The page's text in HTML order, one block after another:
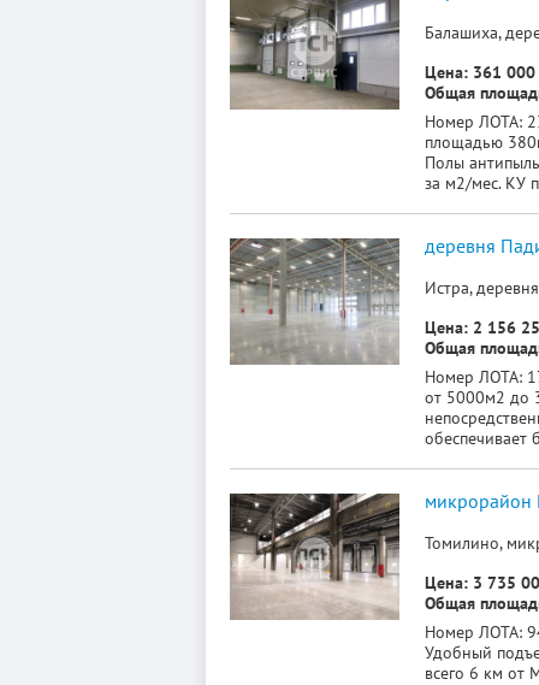
Балашиха,
Цена: 361 000
Общая
Номер ЛОТА:
площадью
Полы
за м2/мес. КУ
деревня
Истра,
Цена: 2 156
Общая
Номер ЛОТА:
от 5000м2 до
обеспечивает
микрорайон
Томилино,
Цена: 3 735
Общая
Номер ЛОТА:
Удобный
всего 6 км от